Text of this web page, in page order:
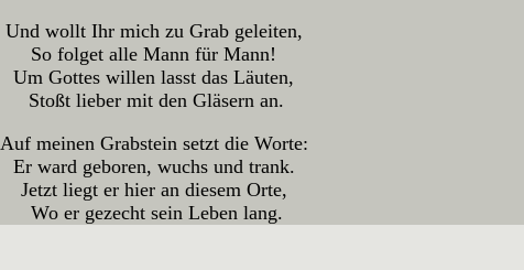
Und wollt Ihr mich zu Grab geleiten,
So folget alle Mann für Mann!
Um Gottes willen lasst das Läuten,
Stoßt lieber mit den Gläsern an.
Auf meinen Grabstein setzt die Worte:
Er ward geboren, wuchs und trank.
Jetzt liegt er hier an diesem Orte,
Wo er gezecht sein Leben lang.